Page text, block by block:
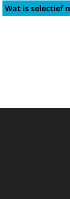
Wat is selectief